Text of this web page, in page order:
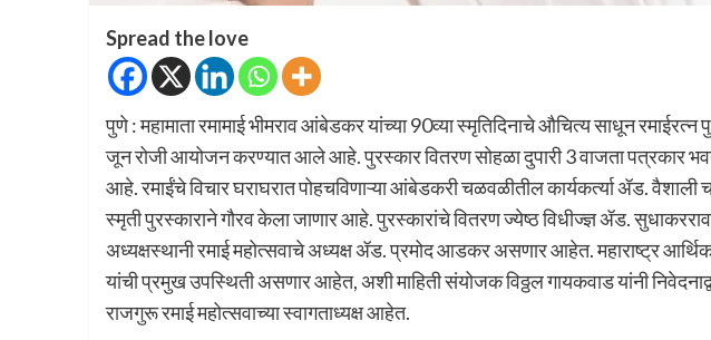
Spread the love
पुणे : महामाता रमामाई भीमराव आंबेडकर यांच्या 90व्या स्मृतिदिनाचे औचित्य साधून रमाईरत्न
जून रोजी आयोजन करण्यात आले आहे. पुरस्कार वितरण सोहळा दुपारी 3 वाजता पत्रकार
आहे. रमाईंचे विचार घराघरात पोहचविणाऱ्या आंबेडकरी चळवळीतील कार्यकर्त्या ॲड. वैशाली
स्मृती पुरस्काराने गौरव केला जाणार आहे. पुरस्कारांचे वितरण ज्येष्ठ विधीज्ज्ञ ॲड.
अध्यक्षस्थानी रमाई महोत्सवाचे अध्यक्ष ॲड. प्रमोद आडकर असणार आहेत. महाराष्ट्र
यांची प्रमुख उपस्थिती असणार आहेत, अशी माहिती संयोजक विठ्ठल गायकवाड यांनी
राजगुरू रमाई महोत्सवाच्या स्वागताध्यक्ष आहेत.